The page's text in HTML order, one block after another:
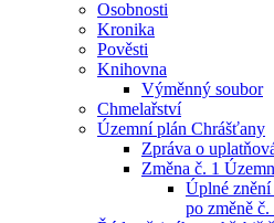
Osobnosti
Kronika
Pověsti
Knihovna
Výměnný soubor
Chmelařství
Územní plán Chrášťany
Zpráva o
Změna č. 1
Úplné
po změně č.